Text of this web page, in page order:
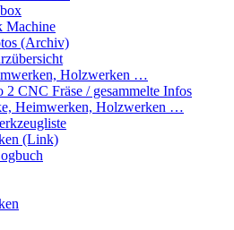
Machine
(Archiv)
Holzwerken …
2 CNC Fräse / gesammelte Infos
Heimwerken, Holzwerken …
(Link)